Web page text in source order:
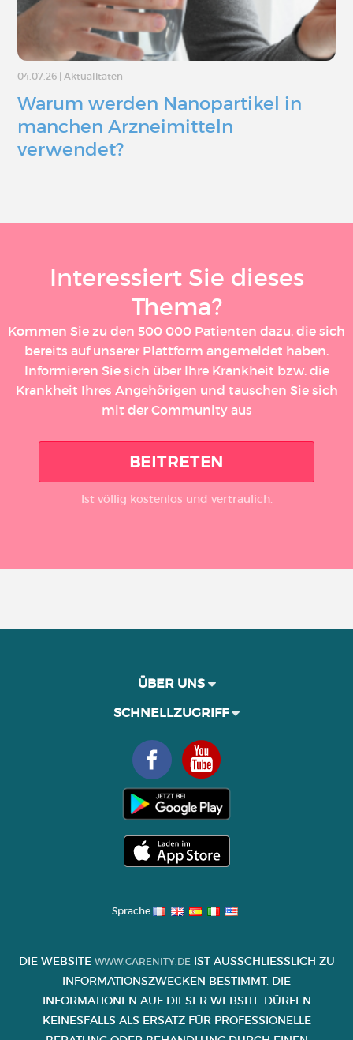
04.07.26 Aktualitäten
Warum werden Nanopartikel in
manchen Arzneimitteln
verwendet?
Interessiert Sie dieses
Thema?
Kommen Sie zu den 500 000 Patienten dazu, die sich
bereits auf unserer Plattform angemeldet haben.
Informieren Sie sich über Ihre Krankheit bzw. die
Krankheit Ihres Angehörigen und tauschen Sie sich
mit der Community aus
BEITRETEN
Ist völlig kostenlos und vertraulich.
ÜBER UNS
SCHNELLZUGRIFF
Sprache
DIE WEBSITE WWW.CARENITY.DEIST AUSSCHLIESSLICH ZU I
NFORMATIONSZWECKEN BESTIMMT. DIE I
NFORMATIONEN AUF DIESER WEBSITE DÜRFEN K
EINESFALLS ALS ERSATZ FÜR PROFESSIONELLE B